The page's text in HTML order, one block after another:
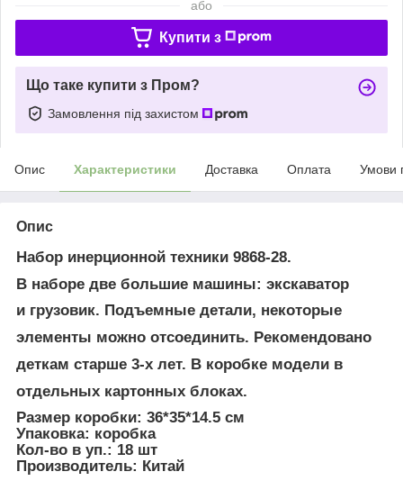
або
Купити з
Що таке купити з Пром?
Замовлення під захистом
Опис Характеристики Доставка Оплата Умови
Опис
Набор инерционной техники 9868-28.
В наборе две большие машины: экскаватор
и грузовик. Подъемные детали, некоторые
элементы можно отсоединить. Рекомендовано
деткам старше 3-х лет. В коробке модели в
отдельных картонных блоках.
Размер коробки: 36*35*14.5 см
Упаковка: коробка
Кол-во в уп.: 18 шт
Производитель: Китай